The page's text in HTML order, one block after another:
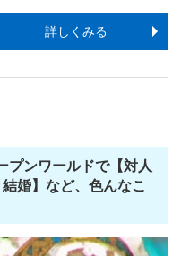
詳しくみる
プンワールドで【対人
婚】など、色んなこ